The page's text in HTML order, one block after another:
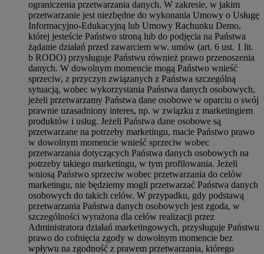
ograniczenia przetwarzania danych. W zakresie, w jakim
przetwarzanie jest niezbędne do wykonania Umowy o Usługę
Informacyjno-Edukacyjną lub Umowy Rachunku Demo,
której jesteście Państwo stroną lub do podjęcia na Państwa
żądanie działań przed zawarciem ww. umów (art. 6 ust. 1 lit.
b RODO) przysługuje Państwu również prawo przenoszenia
danych. W dowolnym momencie mogą Państwo wnieść
sprzeciw, z przyczyn związanych z Państwa szczególną
sytuacją, wobec wykorzystania Państwa danych osobowych,
jeżeli przetwarzamy Państwa dane osobowe w oparciu o swój
prawnie uzasadniony interes, np. w związku z marketingiem
produktów i usług. Jeżeli Państwa dane osobowe są
przetwarzane na potrzeby marketingu, macie Państwo prawo
w dowolnym momencie wnieść sprzeciw wobec
przetwarzania dotyczących Państwa danych osobowych na
potrzeby takiego marketingu, w tym profilowania. Jeżeli
wniosą Państwo sprzeciw wobec przetwarzania do celów
marketingu, nie będziemy mogli przetwarzać Państwa danych
osobowych do takich celów. W przypadku, gdy podstawą
przetwarzania Państwa danych osobowych jest zgoda, w
szczególności wyrażona dla celów realizacji przez
Administratora działań marketingowych, przysługuje Państwu
prawo do cofnięcia zgody w dowolnym momencie bez
wpływu na zgodność z prawem przetwarzania, którego